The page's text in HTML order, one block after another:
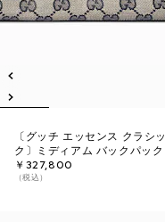
〔グッチ エッセンス クラシッ
ク〕ミディアム バックパック
￥327,800
（税込）